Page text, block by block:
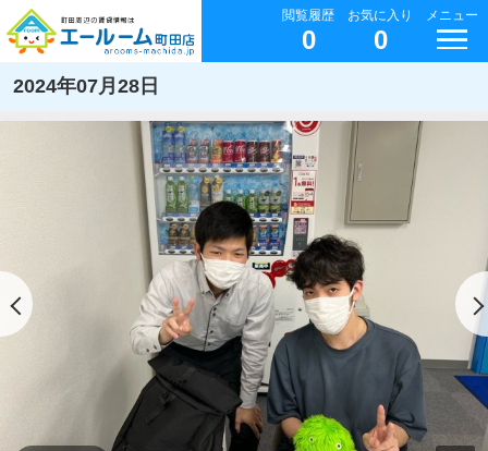
閲覧履歴
0
お気に入り
0
メニュー
2024年07月28日